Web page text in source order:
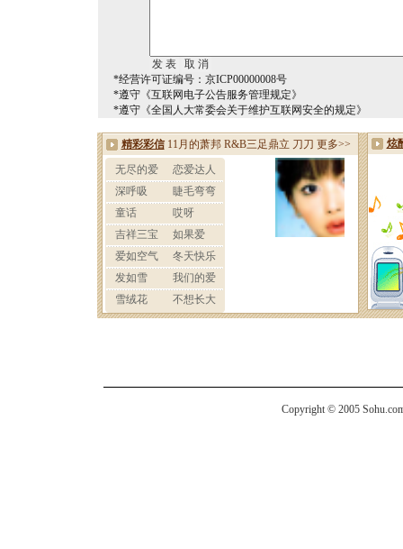
*经营许可证编号：京ICP00000008号
*遵守《互联网电子公告服务管理规定》
*遵守《全国人大常委会关于维护互联网安全的规定》
Copyright © 2005